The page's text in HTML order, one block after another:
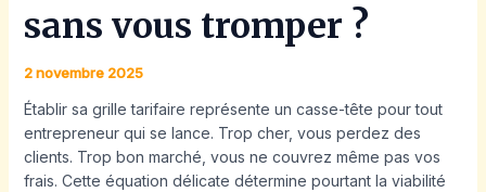
sans vous tromper ?
2 novembre 2025
Établir sa grille tarifaire représente un casse-tête pour tout
entrepreneur qui se lance. Trop cher, vous perdez des
clients. Trop bon marché, vous ne couvrez même pas vos
frais. Cette équation délicate détermine pourtant la viabilité